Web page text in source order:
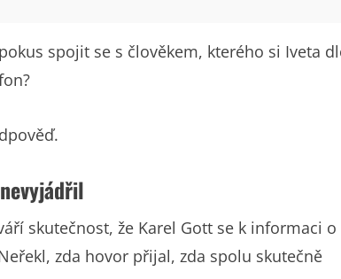
spojit se s člověkem, kterého si Iveta
skutečnost, že Karel Gott se k informaci o
zda hovor přijal, zda spolu skutečně